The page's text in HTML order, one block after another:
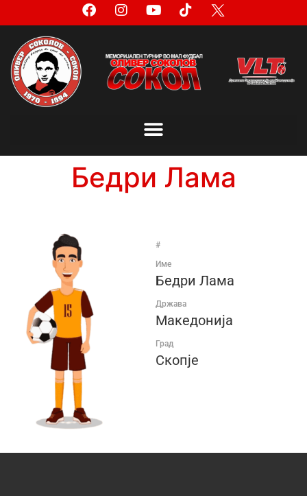
Бедри Лама
#
Име
Бедри Лама
Држава
Македонија
Град
Скопје